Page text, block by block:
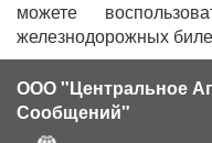
можете
железнодорожных
ООО "Центральное
Сообщений"